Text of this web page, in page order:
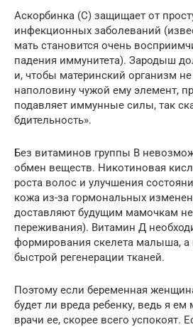
Аскорбинка (С) защищает от
инфекционных заболеваний
мать становится очень
падения иммунитета). Зародыш
и, чтобы материнский организм
наполовину чужой ему элемент,
подавляет иммунные силы, так
бдительность».
Без витаминов группы В
обмен веществ. Никотиновая
роста волос и улучшения
кожа из-за гормональных
доставляют будущим мамочкам
переживания). Витамин Д
формирования скелета малыша,
быстрой регенерации тканей.
Поэтому если беременная
будет ли вреда ребенку, ведь я
врачи ее, скорее всего успокоят.